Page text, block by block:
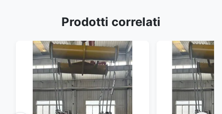
Prodotti correlati